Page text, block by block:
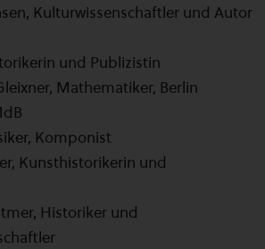
Kulturwissenschaftler und Autor
und Publizistin
Mathematiker, Berlin
Komponist
Kunsthistorikerin und
Historiker und